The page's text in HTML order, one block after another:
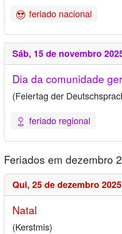
feriado nacional
Sáb, 15 de novembro
Dia da comunidade
(Feiertag der
feriado regional
Feriados em dezembro
Qui, 25 de dezembro 2025
Natal
(Kerstmis)